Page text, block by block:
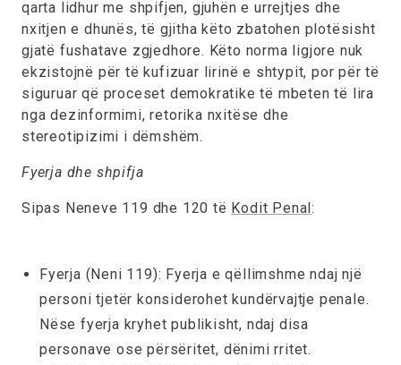
qarta lidhur me shpifjen, gjuhën e urrejtjes dhe
nxitjen e dhunës, të gjitha këto zbatohen plotësisht
gjatë fushatave zgjedhore. Këto norma ligjore nuk
ekzistojnë për të kufizuar lirinë e shtypit, por për të
siguruar që proceset demokratike të mbeten të lira
nga dezinformimi, retorika nxitëse dhe
stereotipizimi i dëmshëm.
Fyerja dhe shpifja
Sipas Neneve 119 dhe 120 të Kodit Penal:
Fyerja (Neni 119): Fyerja e qëllimshme ndaj një
personi tjetër konsiderohet kundërvajtje penale.
Nëse fyerja kryhet publikisht, ndaj disa
personave ose përsëritet, dënimi rritet.